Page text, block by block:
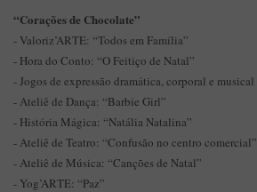
“Corações de Chocolate”
- Valoriz’ARTE: “Todos em Família”
- Hora do Conto: “O Feitiço de Natal”
- Jogos de expressão dramática, corporal e musical
- Ateliê de Dança: “Barbie Girl”
- História Mágica: “Natália Natalina”
- Ateliê de Teatro: “Confusão no centro comercial”
- Ateliê de Música: “Canções de Natal”
- Yog’ARTE: “Paz”